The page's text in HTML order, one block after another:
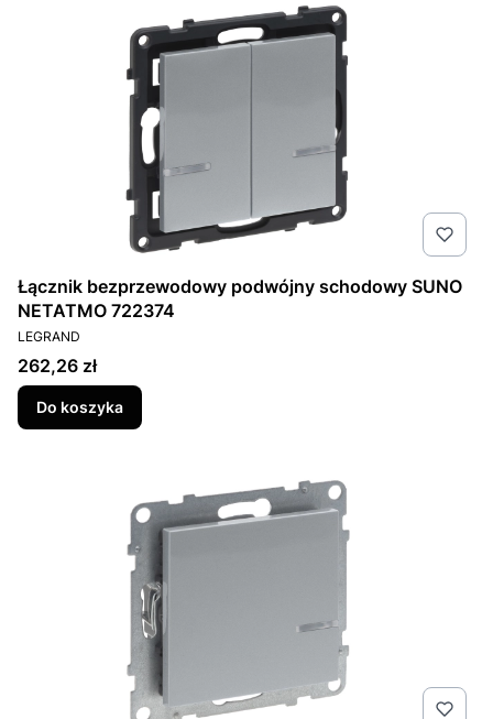
Łącznik bezprzewodowy podwójny schodowy SUNO
NETATMO 722374
PRODUCENT
LEGRAND
Cena
262,26 zł
Do koszyka